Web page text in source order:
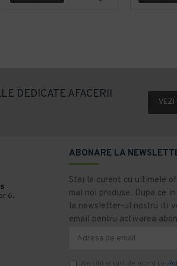
DEDICATE AFACERII
VEZI
6,
ABONARE LA
Stai la curent cu ultimele
mai noi produse. Dupa ce
la newsletter-ul nostru iti
email pentru activarea
Am citit şi sunt de acord cu